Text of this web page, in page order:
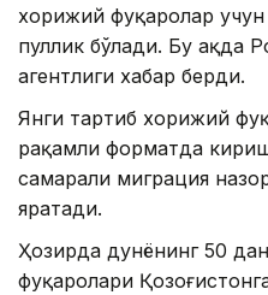
хорижий фуқаролар
пуллик бўлади. Бу ҳақда
агентлиги хабар берди.
Янги тартиб хорижий
рақамли форматда
самарали миграция
яратади.
Ҳозирда дунёнинг 50
фуқаролари